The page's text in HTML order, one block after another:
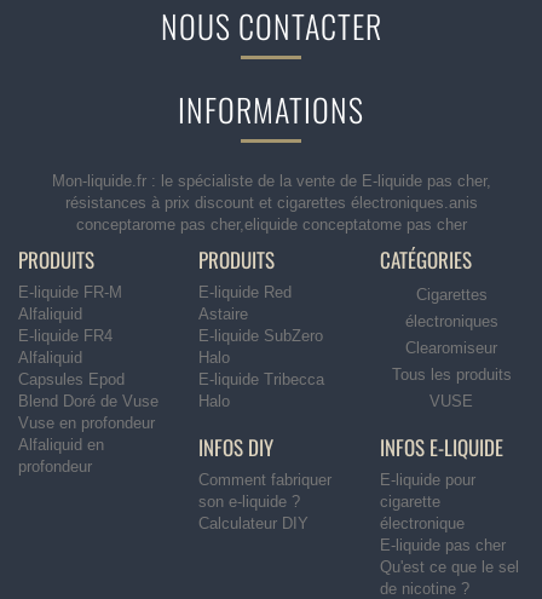
NOUS CONTACTER
INFORMATIONS
Mon-liquide.fr : le spécialiste de la vente de E-liquide pas cher,
résistances à prix discount et cigarettes électroniques.anis
conceptarome pas cher,eliquide conceptatome pas cher
PRODUITS
E-liquide FR-M
Alfaliquid
E-liquide FR4
Alfaliquid
Capsules Epod
Blend Doré de Vuse
Vuse en profondeur
Alfaliquid en
profondeur
PRODUITS
E-liquide Red
Astaire
E-liquide SubZero
Halo
E-liquide Tribecca
Halo
CATÉGORIES
Cigarettes
électroniques
Clearomiseur
Tous les produits
VUSE
INFOS DIY
Comment fabriquer
son e-liquide ?
Calculateur DIY
INFOS E-LIQUIDE
E-liquide pour
cigarette
électronique
E-liquide pas cher
Qu'est ce que le sel
de nicotine ?